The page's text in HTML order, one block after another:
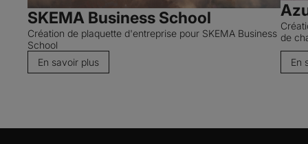
SKEMA Business School
Création de plaquette d'entreprise pour SKEMA Business
School
En savoir plus
de
En